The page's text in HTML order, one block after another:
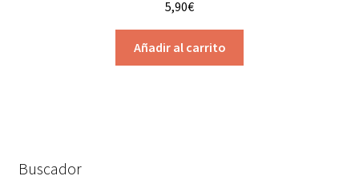
5,90€
Añadir al carrito
Buscador